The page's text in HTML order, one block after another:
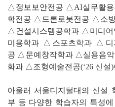
△정보보안전공 △AI실무활용
학전공 △드론로봇전공 △소
△건설시스템공학과 △미디
미용학과 △스포츠학과 △디
공 △문예창작학과 △실용음
화과 △조형예술전공(‘26 신설
아울러 서울디지털대의 신설
부 등 다양한 학습자의 특성